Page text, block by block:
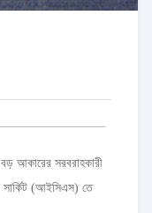
আকারের সরবরাহকারী
সার্কিট (আইসিএস) তে